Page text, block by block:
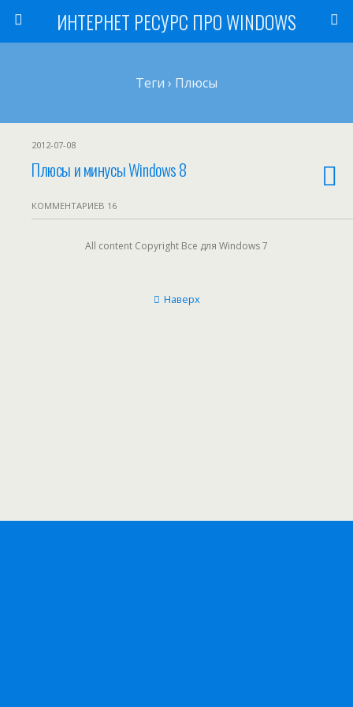
ИНТЕРНЕТ РЕСУРС ПРО WINDOWS
Теги › Плюсы
2012-07-08
Плюсы и минусы Windows 8
КОММЕНТАРИЕВ 16
All content Copyright Все для Windows 7
Наверх